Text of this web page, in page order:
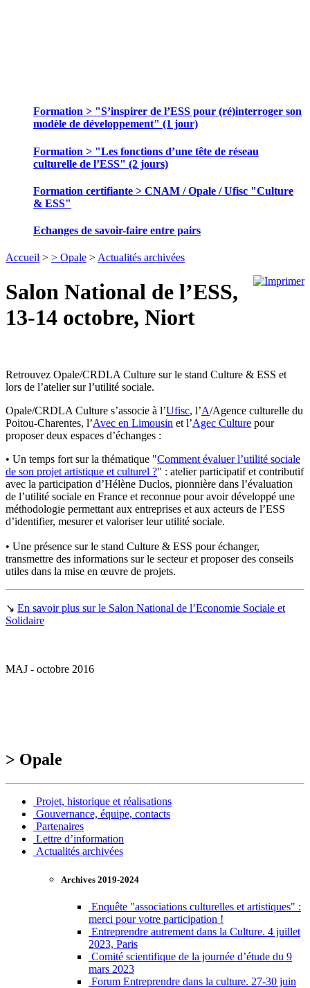
Formation > "S’inspirer de l’ESS pour (ré)interroger son
modèle de développement" (1 jour)
Formation > "Les fonctions d’une tête de réseau
culturelle de l’ESS" (2 jours)
Formation certifiante > CNAM / Opale / Ufisc "Culture
& ESS"
Echanges de savoir-faire entre pairs
Accueil > > Opale >Actualités archivées
Salon National de l’ESS,
13-14 octobre, Niort
Retrouvez Opale/CRDLA Culture sur le stand Culture & ESS et
lors de l’atelier sur l’utilité sociale.
Opale/CRDLA Culture s’associe à l’Ufisc, l’A/Agence culturelle du
Poitou-Charentes, l’Avec en Limousin et l’Agec Culture pour
proposer deux espaces d’échanges :
• Un temps fort sur la thématique "Comment évaluer l’utilité sociale
de son projet artistique et culturel ?" : atelier participatif et contributif
avec la participation d’Hélène Duclos, pionnière dans l’évaluation
de l’utilité sociale en France et reconnue pour avoir développé une
méthodologie permettant aux entreprises et aux acteurs de l’ESS
d’identifier, mesurer et valoriser leur utilité sociale.
• Une présence sur le stand Culture & ESS pour échanger,
transmettre des informations sur le secteur et proposer des conseils
utiles dans la mise en œuvre de projets.
↘ En savoir plus sur le Salon National de l’Economie Sociale et
Solidaire
MAJ - octobre 2016
> Opale
Projet, historique et réalisations
Gouvernance, équipe, contacts
Partenaires
Lettre d’information
Actualités archivées
Archives 2019-2024
Enquête "associations culturelles et artistiques" :
merci pour votre participation !
Entreprendre autrement dans la Culture. 4 juillet
2023, Paris
Comité scientifique de la journée d’étude du 9
mars 2023
Forum Entreprendre dans la culture. 27-30 juin